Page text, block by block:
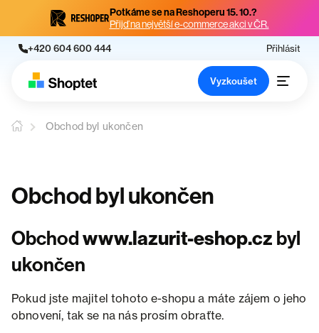
Potkáme se na Reshoperu 15. 10.?
Přijď na největší e-commerce akci v ČR.
+420 604 600 444 Přihlásit
Vyzkoušet
Obchod byl ukončen
Obchod byl ukončen
Obchodwww.lazurit-eshop.cz byl
ukončen
Pokud jste majitel tohoto e-shopu a máte zájem o jeho
obnovení, tak se na nás prosím obraťte.